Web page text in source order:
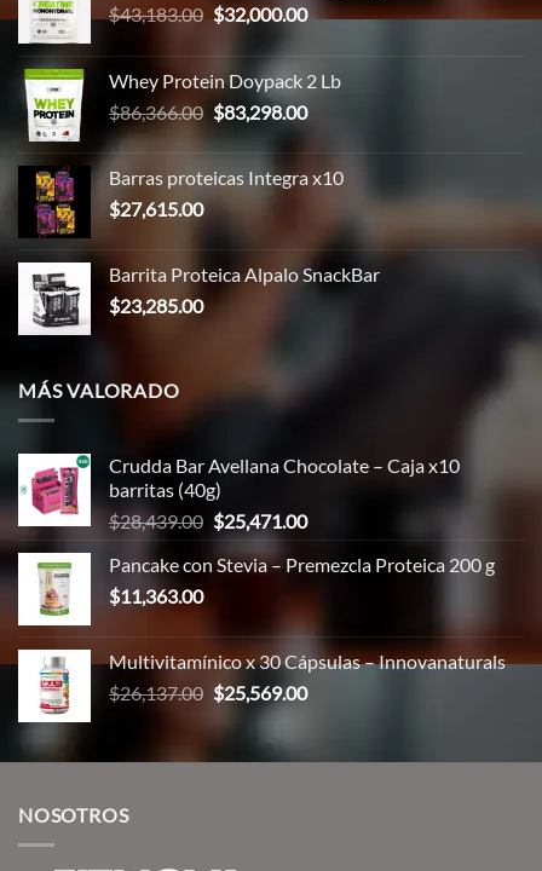
$43,183.00 El
original
era:
$43,183.00.
$32,000.00El
es:
$32,000.00.
Whey Protein Doypack 2 Lb
$86,366.00 El
precio
era:
$86,366.00.
$83,298.00El
es:
$83,298.00.
Barras proteicas Integra x10
$27,615.00
Barrita Proteica Alpalo SnackBar
$23,285.00
MÁS VALORADO
Crudda Bar Avellana Chocolate – Caja x10
barritas (40g)
$28,439.00 El
precio
original
$28,439.00.
$25,471.00El
precio
actual
es:
$25,471.00.
Pancake con Stevia – Premezcla Proteica 200 g
$11,363.00
Multivitamínico x 30 Cápsulas – Innovanaturals
$26,137.00 El
precio
original
era:
$25,569.00El
es:
NOSOTROS